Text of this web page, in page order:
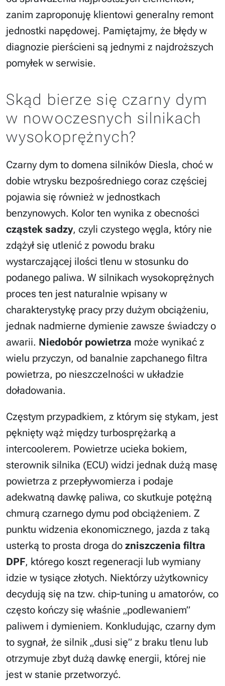
zanim zaproponuję klientowi generalny remont
jednostki napędowej. Pamiętajmy, że błędy w
diagnozie pierścieni są jednymi z najdroższych
pomyłek w serwisie.
Skąd bierze się czarny dym
w nowoczesnych silnikach
wysokoprężnych?
Czarny dym to domena silników Diesla, choć w
dobie wtrysku bezpośredniego coraz częściej
pojawia się również w jednostkach
benzynowych. Kolor ten wynika z obecności
cząstek sadzy, czyli czystego węgla, który nie
zdążył się utlenić z powodu braku
wystarczającej ilości tlenu w stosunku do
podanego paliwa. W silnikach wysokoprężnych
proces ten jest naturalnie wpisany w
charakterystykę pracy przy dużym obciążeniu,
jednak nadmierne dymienie zawsze świadczy o
awarii. Niedobór powietrza może wynikać z
wielu przyczyn, od banalnie zapchanego filtra
powietrza, po nieszczelności w układzie
doładowania.
Częstym przypadkiem, z którym się stykam, jest
pęknięty wąż między turbosprężarką a
intercoolerem. Powietrze ucieka bokiem,
sterownik silnika (ECU) widzi jednak dużą masę
powietrza z przepływomierza i podaje
adekwatną dawkę paliwa, co skutkuje potężną
chmurą czarnego dymu pod obciążeniem. Z
punktu widzenia ekonomicznego, jazda z taką
usterką to prosta droga do zniszczenia filtra
DPF, którego koszt regeneracji lub wymiany
idzie w tysiące złotych. Niektórzy użytkownicy
decydują się na tzw. chip-tuning u amatorów, co
często kończy się właśnie „podlewaniem”
paliwem i dymieniem. Konkludując, czarny dym
to sygnał, że silnik „dusi się” z braku tlenu lub
otrzymuje zbyt dużą dawkę energii, której nie
jest w stanie przetworzyć.